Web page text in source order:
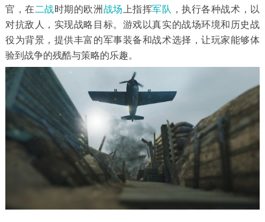
官，在 二战时期的欧洲 战场 上指挥军队 ，执行各种战术，以
对抗敌人，实现战略目标。游戏以真实的战场环境和历史战
役为背景，提供丰富的军事装备和战术选择，让玩家能够体
验到战争的残酷与策略的乐趣。